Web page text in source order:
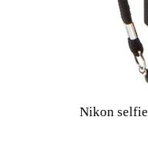
Nikon